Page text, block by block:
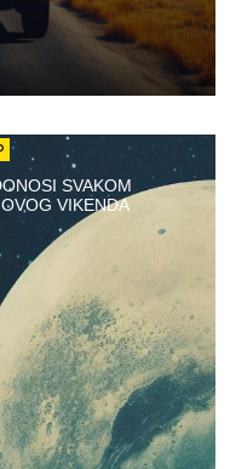
SVAKOM
VIKENDA